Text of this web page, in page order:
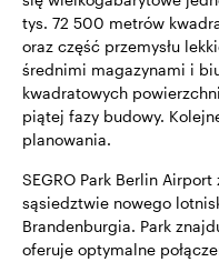
tys. 72 500 metrów
oraz część przemysłu
średnimi magazynami i
kwadratowych
piątej fazy budowy.
planowania.
SEGRO Park Berlin
sąsiedztwie nowego
Brandenburgia. Park
oferuje optymalne